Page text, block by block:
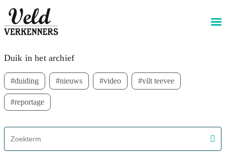
@livewireStyle
Meest recent
Duik in het archief
duiding nieuws video vilt teevee
reportage
screenreader.filter search label